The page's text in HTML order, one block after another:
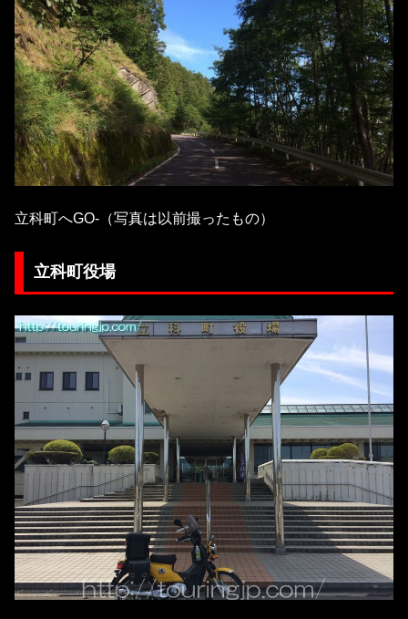
立科町へGO-（写真は以前撮ったもの）
立科町役場